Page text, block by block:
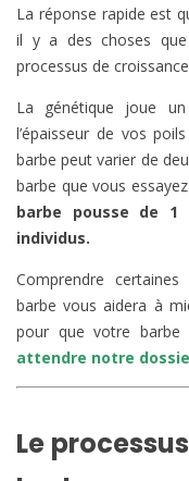
La réponse rapide est
il y a des choses
processus de
La génétique joue
l’épaisseur de vos
barbe peut varier de
barbe que vous essayez
barbe pousse de
individus.
Comprendre
barbe vous aidera à
pour que votre barbe
attendre notre
Le